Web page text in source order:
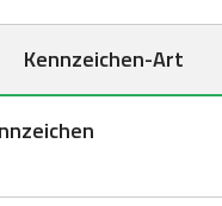
Kennzeichen-Art